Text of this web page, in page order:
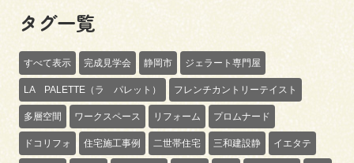
タグ一覧
すべて表示 完成見学会 静岡市 ジェラート専門屋
LA PALETTE（ラ パレット） フレンチカントリーテイスト
多層空間 ワークスペース リフォーム プロムナード
ドコリフォ 住宅施工事例 二世帯住宅 三和建設静 イエタテ